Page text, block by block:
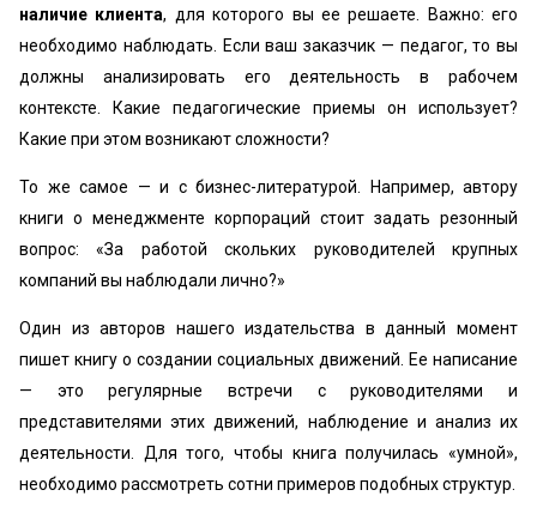
наличие клиента, для которого вы ее решаете. Важно: его
необходимо наблюдать. Если ваш заказчик — педагог, то вы
должны анализировать его деятельность в рабочем
контексте. Какие педагогические приемы он использует?
Какие при этом возникают сложности?
То же самое — и с бизнес-литературой. Например, автору
книги о менеджменте корпораций стоит задать резонный
вопрос: «За работой скольких руководителей крупных
компаний вы наблюдали лично?»
Один из авторов нашего издательства в данный момент
пишет книгу о создании социальных движений. Ее написание
— это регулярные встречи с руководителями и
представителями этих движений, наблюдение и анализ их
деятельности. Для того, чтобы книга получилась «умной»,
необходимо рассмотреть сотни примеров подобных структур.